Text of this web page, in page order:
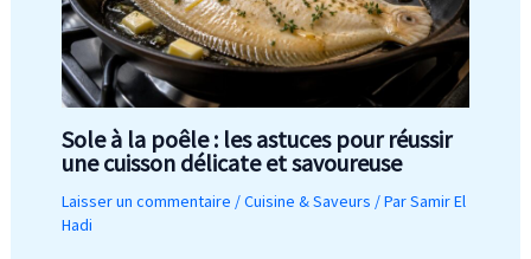
Sole à la poêle : les astuces pour réussir
une cuisson délicate et savoureuse
Laisser un commentaire /Cuisine & Saveurs / ParSamir El
Hadi